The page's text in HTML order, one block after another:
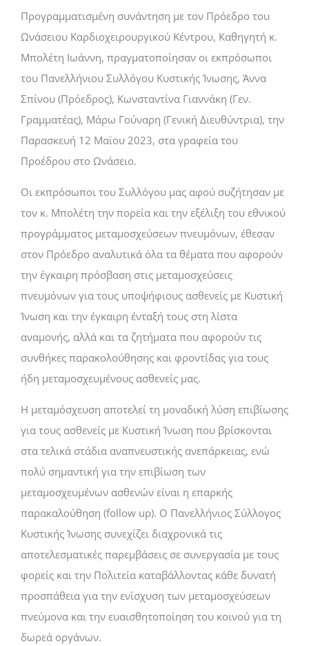
Προγραμματισμένη συνάντηση με τον Πρόεδρο του
Ωνάσειου Καρδιοχειρουργικού Κέντρου, Καθηγητή κ.
Μπολέτη Ιωάννη, πραγματοποίησαν οι εκπρόσωποι
του Πανελλήνιου Συλλόγου Κυστικής Ίνωσης, Άννα
Σπίνου (Πρόεδρος), Κωνσταντίνα Γιαννάκη (Γεν.
Γραμματέας), Μάρω Γούναρη (Γενική Διευθύντρια), την
Παρασκευή 12 Μαϊου 2023, στα γραφεία του
Προέδρου στο Ωνάσειο.
Οι εκπρόσωποι του Συλλόγου μας αφού συζήτησαν με
τον κ. Μπολέτη την πορεία και την εξέλιξη του εθνικού
προγράμματος μεταμοσχεύσεων πνευμόνων, έθεσαν
στον Πρόεδρο αναλυτικά όλα τα θέματα που αφορούν
την έγκαιρη πρόσβαση στις μεταμοσχεύσεις
πνευμόνων για τους υποψήφιους ασθενείς με Κυστική
Ίνωση και την έγκαιρη ένταξή τους στη λίστα
αναμονής, αλλά και τα ζητήματα που αφορούν τις
συνθήκες παρακολούθησης και φροντίδας για τους
ήδη μεταμοσχευμένους ασθενείς μας.
Η μεταμόσχευση αποτελεί τη μοναδική λύση επιβίωσης
για τους ασθενείς με Κυστική Ίνωση που βρίσκονται
στα τελικά στάδια αναπνευστικής ανεπάρκειας, ενώ
πολύ σημαντική για την επιβίωση των
μεταμοσχευμένων ασθενών είναι η επαρκής
παρακαλούθηση (follow up). Ο Πανελλήνιος Σύλλογος
Κυστικής Ίνωσης συνεχίζει διαχρονικά τις
αποτελεσματικές παρεμβάσεις σε συνεργασία με τους
φορείς και την Πολιτεία καταβάλλοντας κάθε δυνατή
προσπάθεια για την ενίσχυση των μεταμοσχεύσεων
πνεύμονα και την ευαισθητοποίηση του κοινού για τη
δωρεά οργάνων.